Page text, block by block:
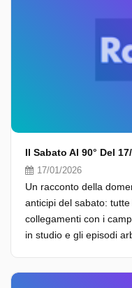
Il Sabato Al 90° Del
17/01/2026
Un racconto della
anticipi del sabato:
collegamenti con i
in studio e gli episodi